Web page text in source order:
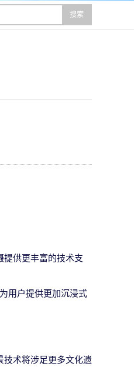
搜索
提供更丰富的技术支
用户提供更加沉浸式
术将涉足更多文化遗